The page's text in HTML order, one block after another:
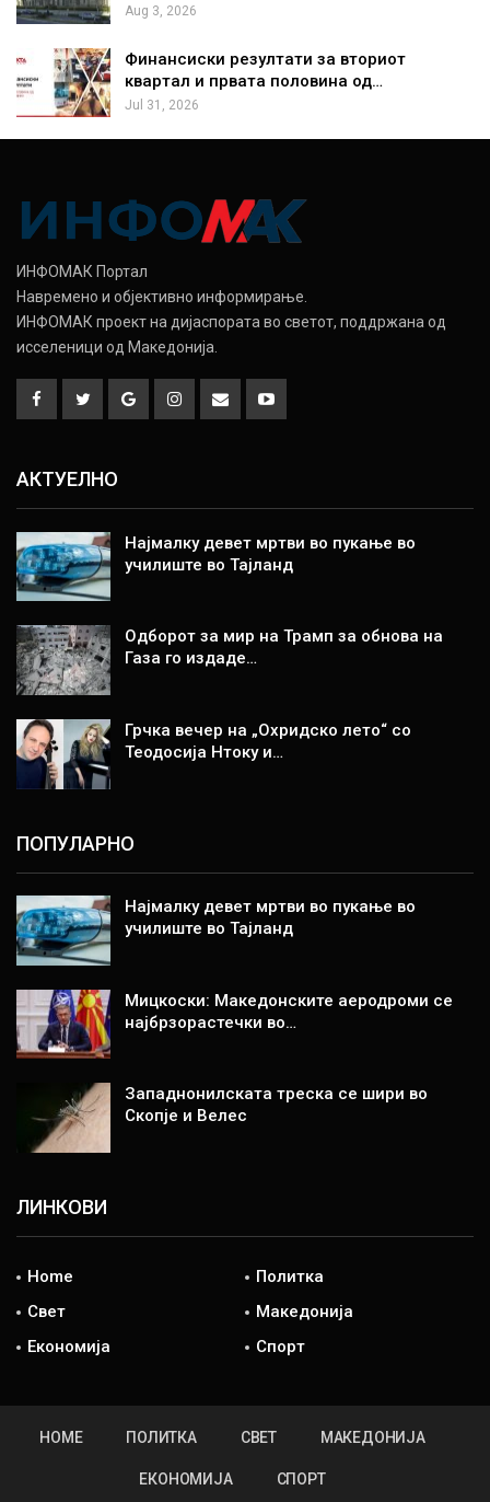
Aug 3, 2026
Финансиски резултати за вториот
квартал и првата половина од…
Jul 31, 2026
ИНФОМАК Портал
Навремено и објективно информирање.
ИНФОМАК проект на дијаспората во светот, поддржана од
исселеници од Македонија.
АКТУЕЛНО
Најмалку девет мртви во пукање во
училиште во Тајланд
Одборот за мир на Трамп за обнова на
Газа го издаде…
Грчка вечер на „Охридско лето“ со
Теодосија Нтоку и…
ПОПУЛАРНО
Најмалку девет мртви во пукање во
училиште во Тајланд
Мицкоски: Македонските аеродроми се
најбрзорастечки во…
Западнонилската треска се шири во
Скопје и Велес
ЛИНКОВИ
Home
Политка
Свет
Македонија
Економија
Спорт
HOME ПОЛИТКА СВЕТ МАКЕДОНИЈА
ЕКОНОМИЈА СПОРТ